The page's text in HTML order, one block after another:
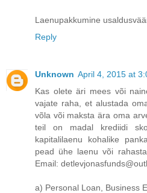
Laenupakkumine
Reply
Unknown April 4, 2015 at
Kas olete äri mees või
vajate raha, et alustada
võla või maksta ära oma
teil on madal krediidi
kapitalilaenu kohalike
pead ühe laenu või
Email:
a) Personal Loan, Business